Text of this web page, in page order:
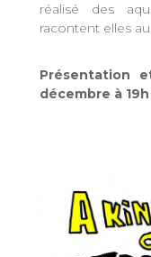
réalisé des
racontent elles
Présentation
décembre à 19h